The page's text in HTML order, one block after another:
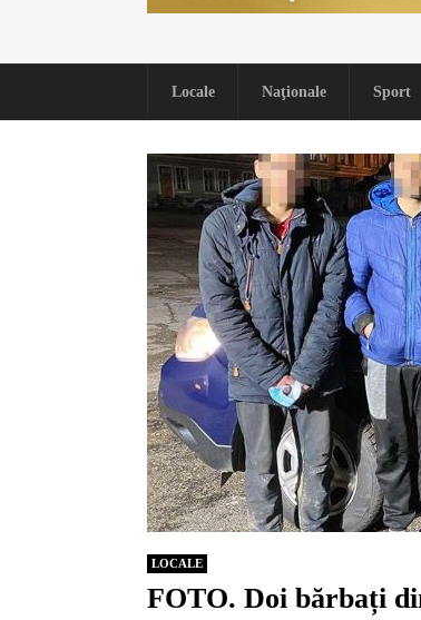
Locale Naţionale Sport
LOCALE
FOTO. Doi bărbați